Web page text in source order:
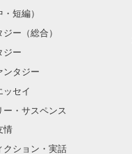
短編）
ー（総合）
ジー
ンタジー
ッセイ
ー・サスペンス
情
クション・実話